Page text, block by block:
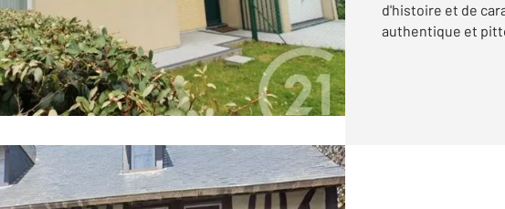
d'histoire et de
authentique et